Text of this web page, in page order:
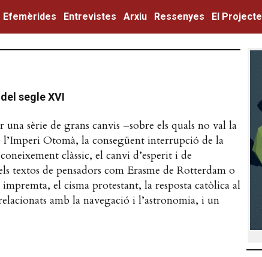
Efemèrides Entrevistes Arxiu Ressenyes El Projecte
segle XVI
sèrie de grans canvis –sobre els quals no val la
l’Imperi Otomà, la consegüent interrupció de la
clàssic, el canvi d’esperit i de
textos de pensadors com Erasme de Rotterdam o
el cisma protestant, la resposta catòlica al
amb la navegació i l’astronomia, i un